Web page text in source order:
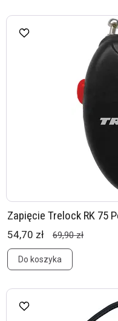
Zapięcie Trelock RK 75
54,70 zł 69,90 zł
Do koszyka